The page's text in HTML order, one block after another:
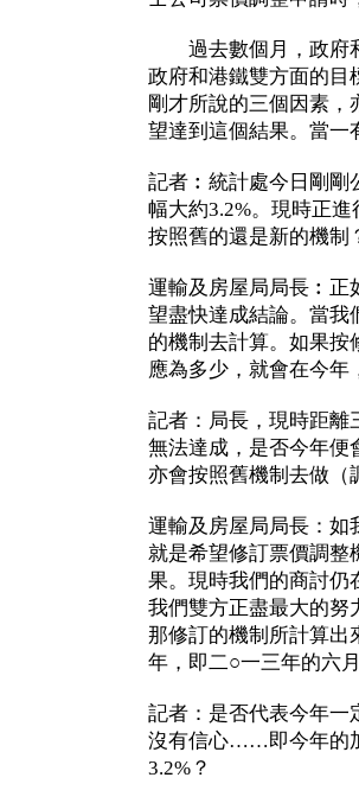
過去數個月，政府和
政府和港鐵雙方面的目
剛才所說的三個因素
望達到這個結果。當一
記者︰統計處今日剛剛
幅大約3.2%。現時正
按照舊的還是新的機制
運輸及房屋局局長︰正
望盡快達成結論。當我
的機制去計算。如果按
應為多少，就會在今年
記者：局長，現時距離
無法達成，是否今年便
亦會按照舊機制去做（
運輸及房屋局局長：如
就是希望修訂票價調整
果。現時我們的商討仍
我們雙方正盡最大的努
那修訂的機制所計算出
年，即二○一三年的六月
記者：是否代表今年一
沒有信心……即今年的
3.2%？